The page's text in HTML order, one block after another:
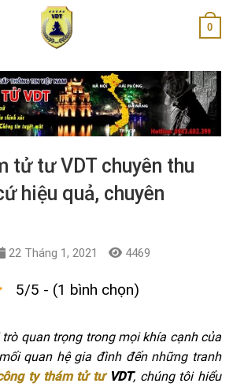
0
tử tư VDT chuyên thu
hiệu quả, chuyên
22 Tháng 1, 2021 4469
5/5 - (1 bình chọn)
quan trọng trong mọi khía cạnh của
quan hệ gia đình đến những tranh
ty thám tử tư VDT, chúng tôi hiểu